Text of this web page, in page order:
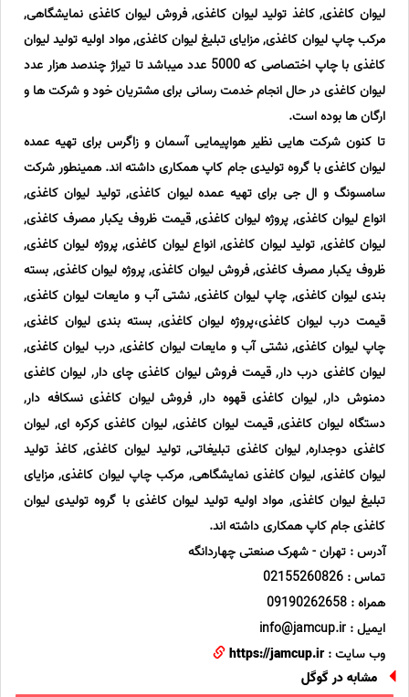
لیوان کاغذی, کاغذ تولید لیوان کاغذی, فروش لیوان کاغذی نمایشگاهی,
مرکب چاپ لیوان کاغذی, مزایای تبلیغ لیوان کاغذی, مواد اولیه تولید لیوان
کاغذی با چاپ اختصاصی که 5000 عدد میباشد تا تیراژ چندصد هزار عدد
لیوان کاغذی در حال انجام خدمت رسانی برای مشتریان خود و شرکت ها و
ارگان ها بوده است.
تا کنون شرکت هایی نظیر هواپیمایی آسمان و زاگرس برای تهیه عمده
لیوان کاغذی با گروه تولیدی جام کاپ همکاری داشته اند. همینطور شرکت
سامسونگ و ال جی برای تهیه عمده لیوان کاغذی, تولید لیوان کاغذی,
انواع لیوان کاغذی, پروژه لیوان کاغذی, قیمت ظروف یکبار مصرف کاغذی,
لیوان کاغذی, تولید لیوان کاغذی, انواع لیوان کاغذی, پروژه لیوان کاغذی,
ظروف یکبار مصرف کاغذی, فروش لیوان کاغذی, پروژه لیوان کاغذی, بسته
بندی لیوان کاغذی, چاپ لیوان کاغذی, نشتی آب و مایعات لیوان کاغذی,
قیمت درب لیوان کاغذی،پروژه لیوان کاغذی, بسته بندی لیوان کاغذی,
چاپ لیوان کاغذی, نشتی آب و مایعات لیوان کاغذی, درب لیوان کاغذی,
لیوان کاغذی درب دار, قیمت فروش لیوان کاغذی چای دار, لیوان کاغذی
دمنوش دار, لیوان کاغذی قهوه دار, فروش لیوان کاغذی نسکافه دار,
دستگاه لیوان کاغذی, قیمت لیوان کاغذی, لیوان کاغذی کرکره ای, لیوان
کاغذی دوجداره, لیوان کاغذی تبلیغاتی, تولید لیوان کاغذی, کاغذ تولید
لیوان کاغذی, لیوان کاغذی نمایشگاهی, مرکب چاپ لیوان کاغذی, مزایای
تبلیغ لیوان کاغذی, مواد اولیه تولید لیوان کاغذی با گروه تولیدی لیوان
کاغذی جام کاپ همکاری داشته اند.
آدرس : تهران - شهرک صنعتی چهاردانگه
تماس : 02155260826
همراه : 09190262658
ایمیل : info@jamcup.ir
وب سایت :https://jamcup.ir
مشابه در گوگل